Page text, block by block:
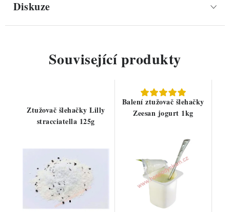
Diskuze
Související produkty
Ztužovač šlehačky Lilly
stracciatella 125g
Balení ztužovač šlehačky
Zeesan jogurt 1kg